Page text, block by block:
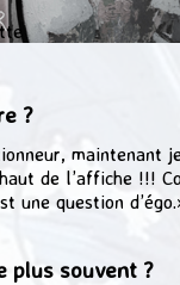
?
maintenant
de l’affiche !!!
une question
plus souvent ?